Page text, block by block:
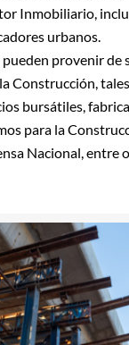
Inmobiliario,
urbanos.
provenir de
Construcción,
bursátiles,
para la
Nacional, entre